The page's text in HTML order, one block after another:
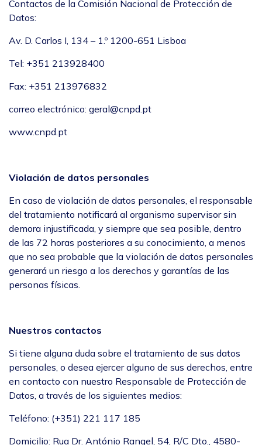
Contactos de la Comisión Nacional de Protección de
Datos:
Av. D. Carlos I, 134 – 1.º 1200-651 Lisboa
Tel: +351 213928400
Fax: +351 213976832
correo electrónico: geral@cnpd.pt
www.cnpd.pt
Violación de datos personales
En caso de violación de datos personales, el responsable
del tratamiento notificará al organismo supervisor sin
demora injustificada, y siempre que sea posible, dentro
de las 72 horas posteriores a su conocimiento, a menos
que no sea probable que la violación de datos personales
generará un riesgo a los derechos y garantías de las
personas físicas.
Nuestros contactos
Si tiene alguna duda sobre el tratamiento de sus datos
personales, o desea ejercer alguno de sus derechos, entre
en contacto con nuestro Responsable de Protección de
Datos, a través de los siguientes medios:
Teléfono: (+351) 221 117 185
Domicilio: Rua Dr. António Rangel, 54, R/C Dto., 4580-